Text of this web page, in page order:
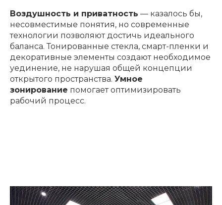
Воздушность и приватность — казалось бы,
несовместимые понятия, но современные
технологии позволяют достичь идеального
баланса. Тонированные стекла, смарт-пленки и
декоративные элементы создают необходимое
уединение, не нарушая общей концепции
открытого пространства. Умное
зонирование помогает оптимизировать
рабочий процесс.